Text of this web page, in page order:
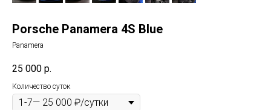
Porsche Panamera 4S Blue
Panamera
25 000 р.
Количество суток